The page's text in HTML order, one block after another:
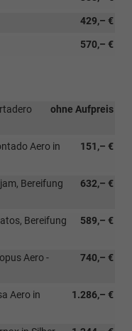
429,– €
570,– €
ohne Aufpreis
151,– €
Aero in
632,– €
Bereifung
589,– €
Bereifung
740,– €
Aero -
1.286,– €
Aero in